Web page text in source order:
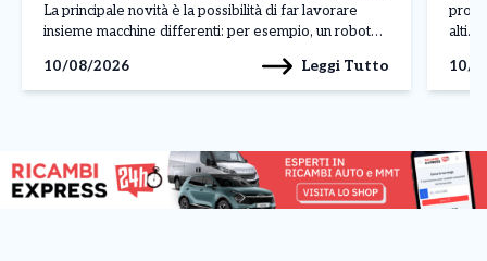
La principale novità è la possibilità di far lavorare
insieme macchine differenti: per esempio, un robot
dividersi le operazioni, comunicando in tempo reale
[…]
10/08/2026 Leggi Tutto
alti.
10/